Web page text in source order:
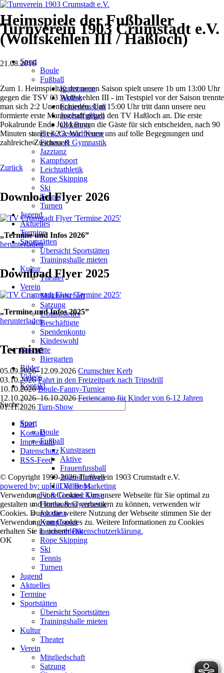
Turnverein 1903 Crumstadt e.V.
überspringen
Sport
Boule
Fußball
Kunstrasen
Aktive
Frauenfussball
Jugendfußball
Old Boys
Fit & Gesund Kurse
Fitness & Gymnastik
Jazztanz
Kampfsport
Leichtathletik
Rope Skipping
Ski
Tennis
Turnen
Jugend
Aktuelles
Termine
Sportstätten
Übersicht Sportstätten
Trainingshalle mieten
Kultur
Theater
Verein
Mitgliedschaft
Satzung
Übungsleiter
Beschäftigte
Spendenkonto
Kindeswohl
Gaststätte
Biergarten
Bilder
Videos
Kontakt
Suche
überspringen
Sport
Boule
Fußball
Kunstrasen
Aktive
Frauenfussball
Jugendfußball
Old Boys
Fit & Gesund Kurse
Fitness & Gymnastik
Jazztanz
Kampfsport
Leichtathletik
Rope Skipping
Ski
Tennis
Turnen
Jugend
Aktuelles
Termine
Sportstätten
Übersicht Sportstätten
Trainingshalle mieten
Kultur
Theater
Verein
Mitgliedschaft
Satzung
Heimspiele der Fußballer
(Wolfskehlen III / Haßloch)
21.08.2016
Zum 1. Heimspieltag der neuen Saison spielt unsere 1b um 13:00 Uhr
gegen die TSV 03 Wolfskehlen III - im Testspiel vor der Saison trennte
man sich 2:2 Unentschieden. Um 15:00 Uhr tritt dann unsere neu
formierte erste Mannschaft gegen den TV Haßloch an. Die erste
Pokalrunde Ende Juli konnten die Gäste für sich entscheiden, nach 90
Minuten stand es 2:3. Wir freuen uns auf tolle Begegnungen und
zahlreiche Zuschauer!
Zurück
Download Flyer 2026
„Termine und Infos 2026”
herunterladen
Download Flyer 2025
„Termine und Infos 2025”
herunterladen
Termine
05.09.2026–12.09.2026 Crumschter Kerb
03.10.2026 Fahrt in den Freizeitpark nach Tripsdrill
10.10.2026 Boule-Fanny-Turnier
12.10.2026–16.10.2026 Feriencamp für Kinder von 6-12 Jahren
01.11.2026 Turn-Show
überspringen
Start
Kontakt
Impressum
Datenschutz
RSS-Feed
© Copyright 1999-2026 Turnverein 1903 Crumstadt e.V.
powered by: upHill Value Marketing
Verwendung von Cookies: Um unsere Webseite für Sie optimal zu
gestalten und fortlaufend verbessern zu können, verwenden wir
Cookies. Durch die weitere Nutzung der Webseite stimmen Sie der
Verwendung von Cookies zu. Weitere Informationen zu Cookies
erhalten Sie in unsererDatenschutzerklärung.
OK